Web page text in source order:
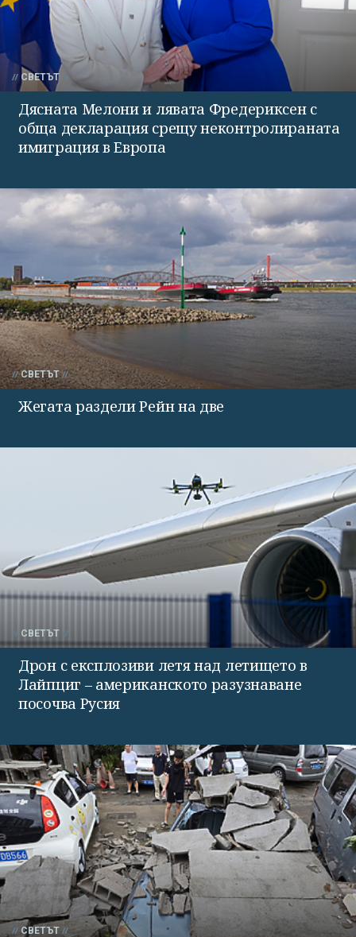
СВЕТЪТ
Дясната Мелони и лявата Фредериксен с
обща декларация срещу неконтролираната
имиграция в Европа
СВЕТЪТ
Жегата раздели Рейн на две
СВЕТЪТ
Дрон с експлозиви летя над летището в
Лайпциг – американското разузнаване
посочва Русия
СВЕТЪТ